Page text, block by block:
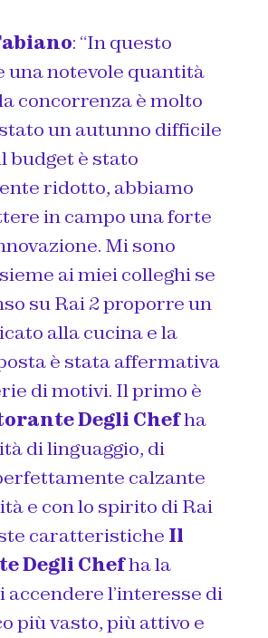
: “In questo
una notevole quantità
concorrenza è molto
stato un autunno difficile
budget è stato
ridotto, abbiamo
in campo una forte
Mi sono
ai miei colleghi se
su Rai 2 proporre un
alla cucina e la
è stata affermativa
di motivi. Il primo è
Degli Chefha
di linguaggio, di
calzante
e con lo spirito di Rai
caratteristiche Il
Degli Chefha la
accendere l’interesse di
più vasto, più attivo e